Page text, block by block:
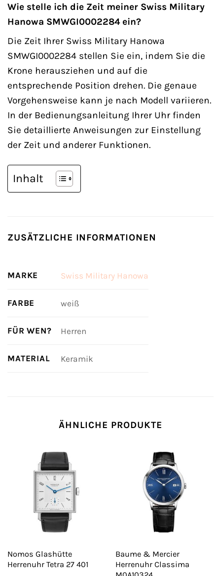
Wie stelle ich die Zeit meiner Swiss Military
Hanowa SMWGI0002284 ein?
Die Zeit Ihrer Swiss Military Hanowa
SMWGI0002284 stellen Sie ein, indem Sie die
Krone herausziehen und auf die
entsprechende Position drehen. Die genaue
Vorgehensweise kann je nach Modell variieren.
In der Bedienungsanleitung Ihrer Uhr finden
Sie detaillierte Anweisungen zur Einstellung
der Zeit und anderer Funktionen.
Inhalt
ZUSÄTZLICHE INFORMATIONEN
MARKE Swiss Military Hanowa
FARBE weiß
FÜR WEN? Herren
MATERIAL Keramik
ÄHNLICHE PRODUKTE
Nomos Glashütte
Herrenuhr Tetra 27 401
Baume & Mercier
Herrenuhr Classima